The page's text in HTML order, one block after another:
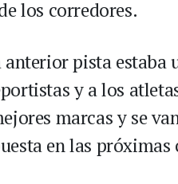
los corredores.
pista
y a los
marcas y se
en las